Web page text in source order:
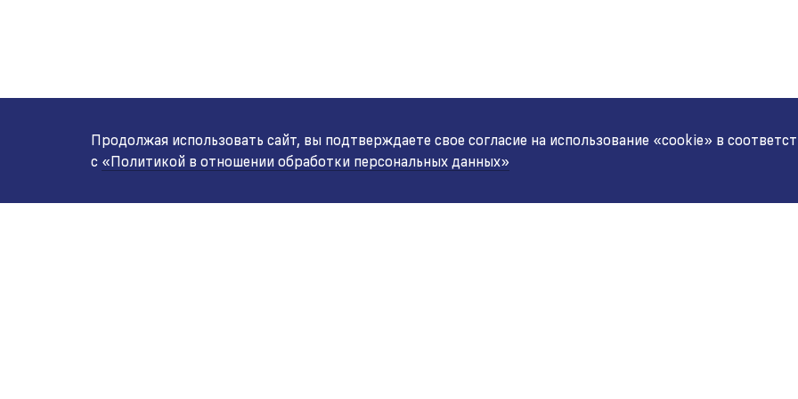
Продолжая использовать сайт, вы подтверждаете свое согласие на использование «cookie» в
с «Политикой в отношении обработки персональных данных»